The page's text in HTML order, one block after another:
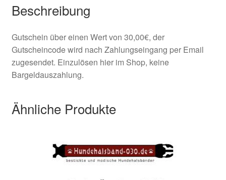
Shop
Versandarten
Warenkorb
Zahlungsarten
Beschreibung
Gutschein über einen Wert von 30,00€, der
Gutscheincode wird nach Zahlungseingang per Email
zugesendet. Einzulösen hier im Shop, keine
Bargeldauszahlung.
Ähnliche Produkte